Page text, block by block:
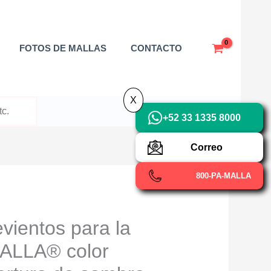
FOTOS DE MALLAS CONTACTO
para la
color
+52 33 1335 8000
Correo
800-PA-MALLA
X